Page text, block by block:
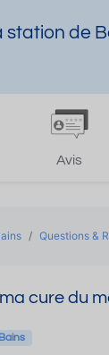
station de
Avis
Questions &
cure du